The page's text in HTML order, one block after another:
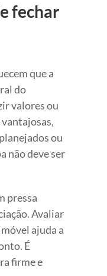
fechar
que a
do
valores ou
ou
não deve ser
pressa
Avaliar
ajuda a
É
firme e